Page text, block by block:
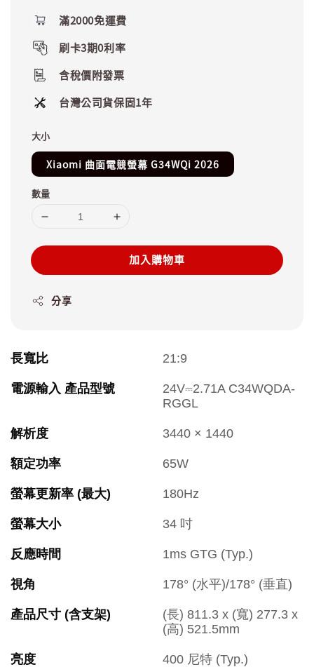
滿2000免運費
刷卡3期0利率
含稅價附發票
台灣公司貨保固1年
大小
Xiaomi 曲面電競螢幕 G34WQi 2026
數量
加入購物車
分享
長寬比 21:9
電源輸入 產品型號
24V⎓2.71A C34WQDA-
RGGL
解析度 3440 × 1440
額定功率 65W
螢幕更新率 (最大) 180Hz
螢幕大小 34 吋
反應時間 1ms GTG (Typ.)
視角 178° (水平)/178° (垂直)
產品尺寸 (含支架)
(長) 811.3 x (寬) 277.3 x
(高) 521.5mm
亮度 400 尼特 (Typ.)